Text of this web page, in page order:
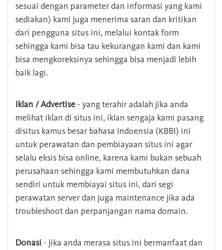
sesuai dengan parameter dan informasi yang kami
sediakan) kami juga menerima saran dan kritikan
dari pengguna situs ini, melalui kontak form
sehingga kami bisa tau kekurangan kami dan kami
bisa mengkoreksinya sehingga bisa menjadi lebih
baik lagi.
Iklan / Advertise - yang terahir adalah jika anda
melihat iklan di situs ini, iklan sengaja kami pasang
disitus kamus besar bahasa Indoensia (KBBI) ini
untuk perawatan dan pembiayaan situs ini agar
selalu eksis bisa online, karena kami bukan sebuah
perusahaan sehingga kami membutuhkan dana
sendiri untuk membiayai situs ini, dari segi
perawatan server dan juga maintenance jika ada
troubleshoot dan perpanjangan nama domain.
Donasi - jika anda merasa situs ini bermanfaat dan